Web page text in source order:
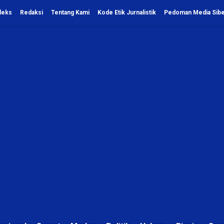
Redaksi Tentang Kami Kode Etik Jurnalistik Pedoman Media